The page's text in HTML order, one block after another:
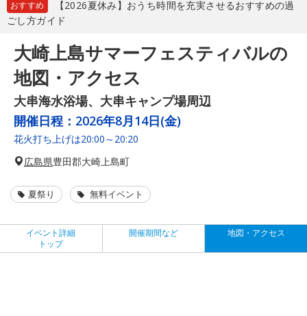
おすすめ
【2026夏休み】おうち時間を充実させるおすすめの過
ごし方ガイド
大崎上島サマーフェスティバルの
地図・アクセス
大串海水浴場、大串キャンプ場周辺
開催日程： 2026年8月14日(金)
花火打ち上げは20:00～20:20
広島県豊田郡大崎上島町
夏祭り 無料イベント
イベント詳細
トップ
開催期間など 地図・アクセス